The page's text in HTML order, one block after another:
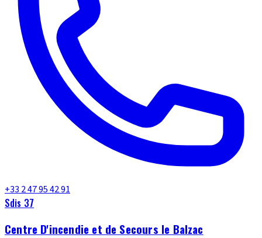
+33 2 47 95 42 91
Sdis 37
Centre D'incendie et de Secours le Balzac